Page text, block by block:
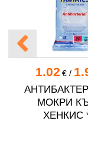
1.02 €/
МОКРИ
ХЕНКИС